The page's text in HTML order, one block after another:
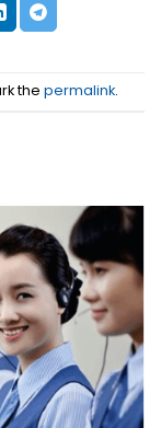
the permalink.